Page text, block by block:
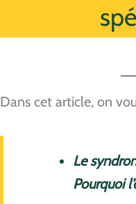
Dans cet article, on
Le
Pourquoi